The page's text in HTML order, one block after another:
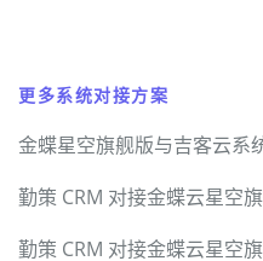
更多系统对接方案
金蝶星空旗舰版与吉客云系